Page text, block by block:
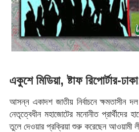
একুশে মিডিয়া, ষ্টাফ রিপোর্টার-
আসন্ন একাদশ জাতীয় নির্বাচনে ক্ষমতাসীন
নেতৃত্বেধীন মহাজোটের মনোনীত প্রার্থীদের
তুলে দেওয়ার প্রক্রিয়া শুরু করেছেন আওয়ামী